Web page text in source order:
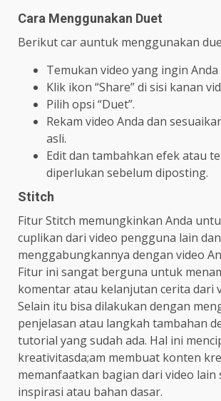
Cara Menggunakan Duet
Berikut car auntuk menggunakan
Temukan video yang ingin Anda
Klik ikon “Share” di sisi kanan
Pilih opsi “Duet”.
Rekam video Anda dan
asli.
Edit dan tambahkan efek atau
diperlukan sebelum diposting.
Stitch
Fitur Stitch memungkinkan Anda
cuplikan dari video pengguna lain dan
menggabungkannya dengan video
Fitur ini sangat berguna untuk
komentar atau kelanjutan cerita dari
Selain itu bisa dilakukan dengan
penjelasan atau langkah tambahan
tutorial yang sudah ada. Hal ini
kreativitasda;am membuat konten
memanfaatkan bagian dari video lain
inspirasi atau bahan dasar.